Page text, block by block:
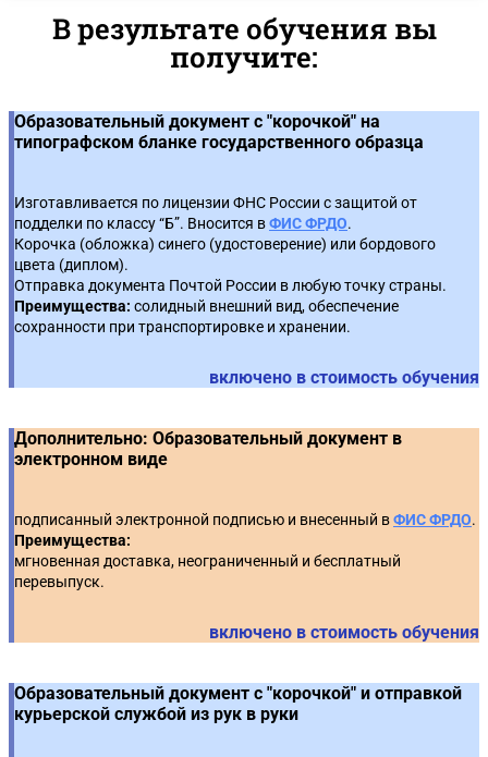
Приоритет товаров российского происхождения
7
🔥 Практикум по применению запретов и
ограничений
Проведение запроса предложений
5
Особенности закупок у субъектов малого и среднего
предпринимательства
7
🔥 Практическое задание с использованием
Тренажера ЕИС*: Составление плана закупки по 223-
ФЗ
🔥 Практическое задание с использованием
Содержание договора
3 Реестр договоров
5 Оформление товарной накладной
6
Оформление акта выполненных работ, оказанных
услуг
Документы, подтверждающие страну
9 Отчетность по 223-ФЗ
10
🔥 Практическое задание с использованием
Тренажера ЕИС*: Внесение сведений в реестр
договоров по 223-ФЗ
В результате обучения вы
получите:
Образовательный документ с "корочкой" на
типографском бланке государственного образца
Изготавливается по лицензии ФНС России с защитой от
подделки по классу “Б”. Вносится вФИС ФРДО.
Корочка (обложка) синего (удостоверение) или бордового
цвета (диплом).
Отправка документа Почтой России в любую точку страны.
Преимущества: солидный внешний вид, обеспечение
сохранности при транспортировке и хранении.
включено в стоимость обучения
Дополнительно: Образовательный документ в
электронном виде
подписанный электронной подписью и внесенный вФИС ФРДО.
Преимущества:
мгновенная доставка, неограниченный и бесплатный
перевыпуск.
включено в стоимость обучения
Образовательный документ с "корочкой" и отправкой
курьерской службой из рук в руки